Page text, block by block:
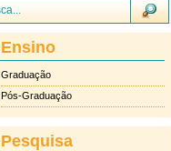
Ensino
Graduação
Pós-Graduação
Pesquisa